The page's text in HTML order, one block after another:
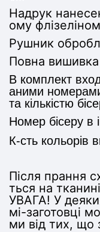
Надрук
ому флізеліном
Рушник
Повна
В комплект
аними
та кількістю
Номер бісеру в
К-сть кольорів
Після прання
ться на
УВАГА! У
мі-заготовці
ми від тих, що